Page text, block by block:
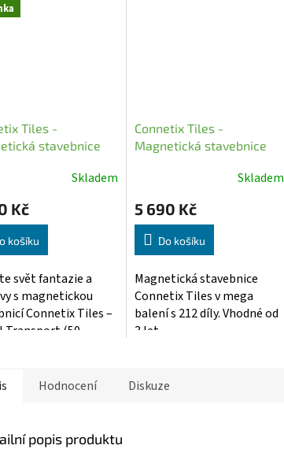
Tiles -
stavebnice
Skladem
Kč
košíku
svět fantazie a
s magnetickou
Connetix Tiles –
(50...
Connetix Tiles -
Magnetická stavebnice
Skladem
5 690 Kč
Do košíku
Magnetická stavebnice
Connetix Tiles v mega
balení s 212 díly. Vhodné od
3 let.
Hodnocení Diskuze
popis produktu